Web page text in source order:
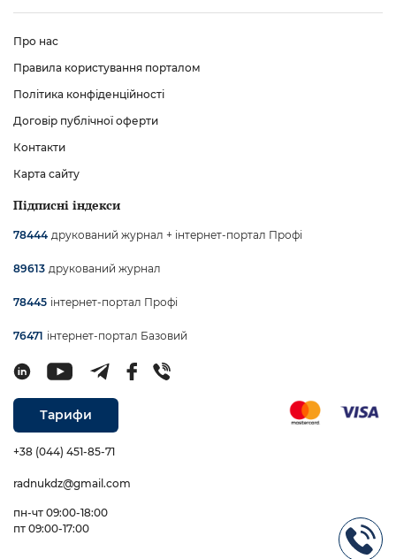
Про нас
Правила користування порталом
Політика конфіденційності
Договір публічної оферти
Контакти
Карта сайту
Підписні індекси
78444 друкований журнал + інтернет-портал Профі
89613 друкований журнал
78445 інтернет-портал Профі
76471 інтернет-портал Базовий
Тарифи
+38 (044) 451-85-71
radnukdz@gmail.com
пн-чт 09:00-18:00
пт 09:00-17:00